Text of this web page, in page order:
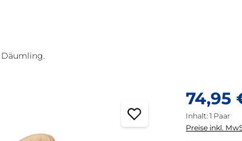
Däumling.
Regulärer
74,95
Inhalt:1 Paar
Preise inkl.